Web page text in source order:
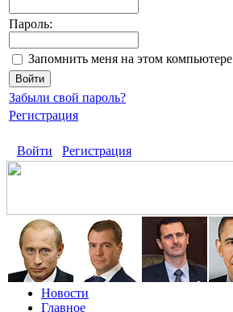
Пароль:
Запомнить меня на этом компьютере
Забыли свой пароль?
Регистрация
Войти Регистрация
Новости
Главное